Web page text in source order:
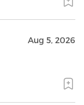
Aug 5, 2026